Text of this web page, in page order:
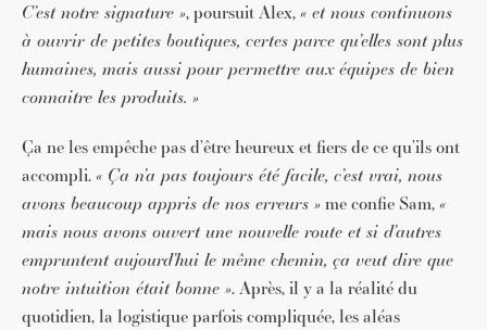
C’est notre signature », poursuit Alex, « et nous continuons
à ouvrir de petites boutiques, certes parce qu’elles sont plus
humaines, mais aussi pour permettre aux équipes de bien
connaitre les produits. »
Ça ne les empêche pas d’être heureux et fiers de ce qu’ils ont
accompli. « Ça n’a pas toujours été facile, c’est vrai, nous
avons beaucoup appris de nos erreurs » me confie Sam, «
mais nous avons ouvert une nouvelle route et si d’autres
empruntent aujourd’hui le même chemin, ça veut dire que
notre intuition était bonne ». Après, il y a la réalité du
quotidien, la logistique parfois compliquée, les aléas
Pour recevoir toutes les deux semaines notre lettre
d’info avec une sélection d’articles …